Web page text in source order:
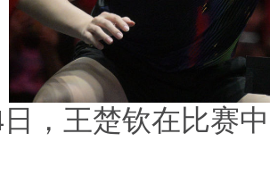
日，王楚钦在比赛